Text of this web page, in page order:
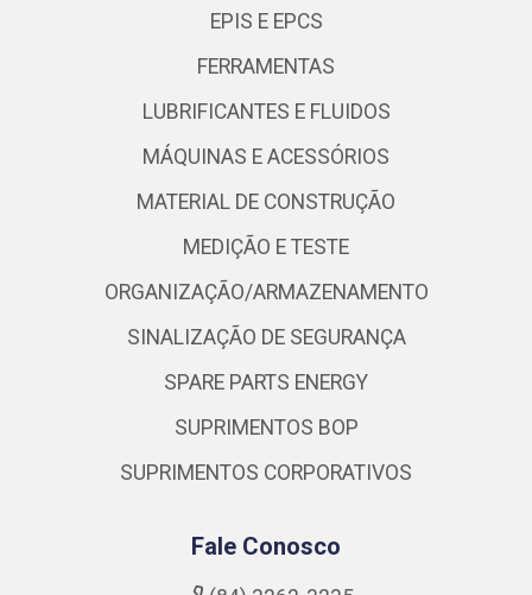
EPIS E EPCS
FERRAMENTAS
LUBRIFICANTES E FLUIDOS
MÁQUINAS E ACESSÓRIOS
MATERIAL DE CONSTRUÇÃO
MEDIÇÃO E TESTE
ORGANIZAÇÃO/ARMAZENAMENTO
SINALIZAÇÃO DE SEGURANÇA
SPARE PARTS ENERGY
SUPRIMENTOS BOP
SUPRIMENTOS CORPORATIVOS
Fale Conosco